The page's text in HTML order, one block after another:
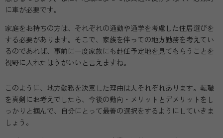
に車が必要です。
家庭をお持ちの方は、それぞれの通勤や通学を考慮した住居選びを
する必要があります。そこで、家族を伴っての地方勤務を考えてい
るのであれば、事前に一度家族にも赴任予定地を見てもらうことを
視野に入れたほうがいいと言えますね。
このように、地方勤務を決意した理由は人それぞれあります。転職
を真剣にお考えでしたら、今後の動向・メリットとデメリットをし
っかりと掴んで、自分にとって最善の選択をするようにしていきま
しょう。